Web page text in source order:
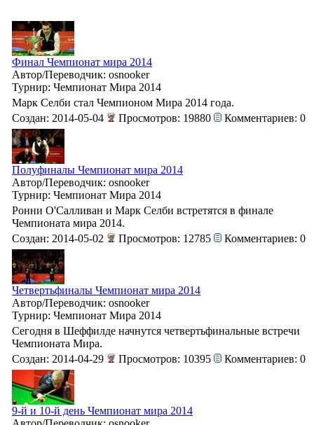
Финал Чемпионат мира 2014
Автор/Переводчик: osnooker
Турнир: Чемпионат Мира 2014
Марк Селби стал Чемпионом Мира 2014 года.
Создан: 2014-05-04
Просмотров: 19880 Комментариев: 0
Полуфиналы Чемпионат мира 2014
Автор/Переводчик: osnooker
Турнир: Чемпионат Мира 2014
Ронни О'Салливан и Марк Селби встретятся в финале
Чемпионата мира 2014.
Создан: 2014-05-02
Просмотров: 12785 Комментариев: 0
Четвертьфиналы Чемпионат мира 2014
Автор/Переводчик: osnooker
Турнир: Чемпионат Мира 2014
Сегодня в Шеффилде начнутся четвертьфинальные встречи
Чемпионата Мира.
Создан: 2014-04-29
Просмотров: 10395 Комментариев: 0
9-й и 10-й день Чемпионат мира 2014